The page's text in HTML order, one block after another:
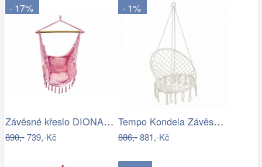
- 17%
Závěsné křeslo DIONA starorůžová
890,-739,-Kč
- 1%
Tempo Kondela Závěsné křeslo AMADO 2…
886,-881,-Kč